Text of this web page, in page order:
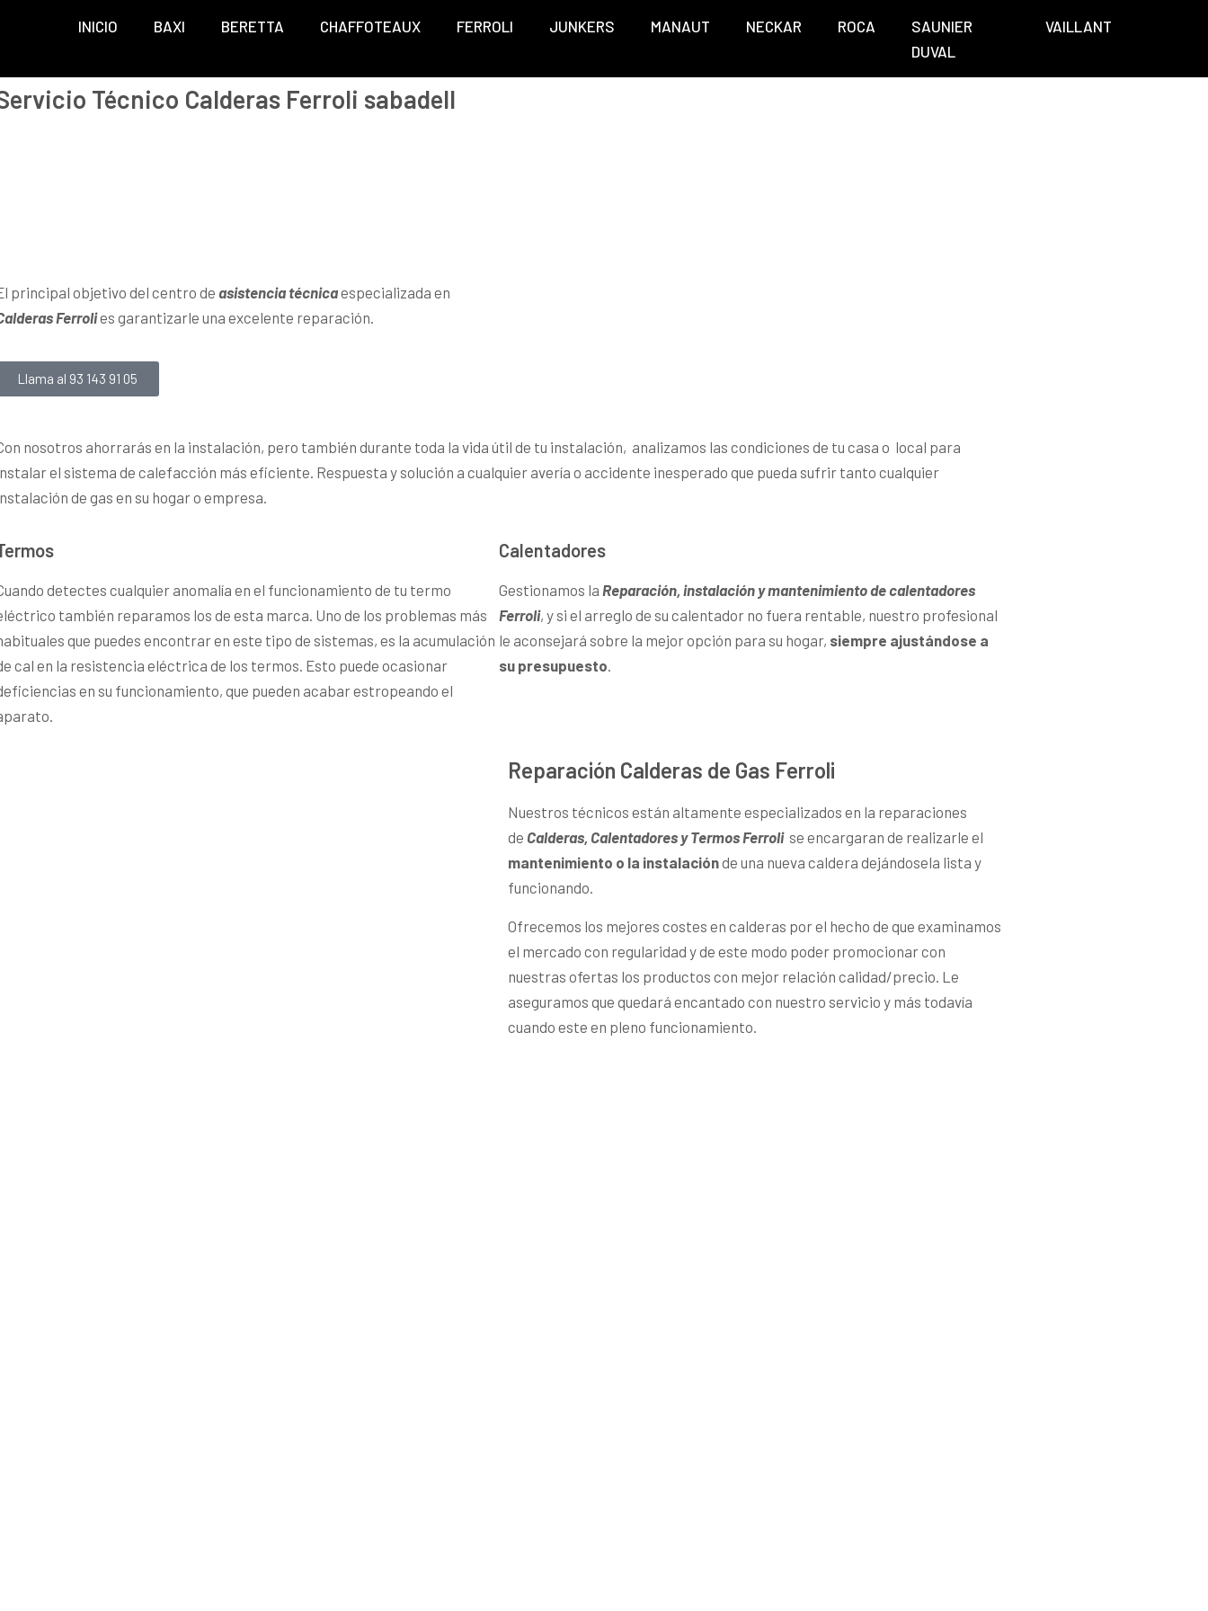
INICIO BAXI BERETTA CHAFFOTEAUX FERROLI JUNKERS MANAUT NECKAR ROCA
SAUNIER
DUVAL
VAILLANT
Técnico Calderas Ferroli sabadell
principal objetivo del centro de asistencia técnicaespecializada en
Ferrolies garantizarle una excelente reparación.
Llama al 93 143 91 05
nosotros ahorrarás en la instalación, pero también durante toda la vida útil de tu instalación, analizamos las condiciones de tu casa o local para
el sistema de calefacción más eficiente. Respuesta y solución a cualquier avería o accidente inesperado que pueda sufrir tanto cualquier
de gas en su hogar o empresa.
detectes cualquier anomalía en el funcionamiento de tu termo
también reparamos los de esta marca. Uno de los problemas más
que puedes encontrar en este tipo de sistemas, es la acumulación
cal en la resistencia eléctrica de los termos. Esto puede ocasionar
en su funcionamiento, que pueden acabar estropeando el
Calentadores
Gestionamos la Reparación, instalación y mantenimiento de calentadores
Ferroli, y si el arreglo de su calentador no fuera rentable, nuestro profesional
le aconsejará sobre la mejor opción para su hogar, siempre ajustándose a
su presupuesto.
Reparación Calderas de Gas Ferroli
Nuestros técnicos están altamente especializados en la reparaciones
de Calderas, Calentadores y Termos Ferrolise encargaran de realizarle el
mantenimiento o la instalaciónde una nueva caldera dejándosela lista y
funcionando.
Ofrecemos los mejores costes en calderas por el hecho de que examinamos
el mercado con regularidad y de este modo poder promocionar con
nuestras ofertas los productos con mejor relación calidad/precio. Le
aseguramos que quedará encantado con nuestro servicio y más todavía
cuando este en pleno funcionamiento.